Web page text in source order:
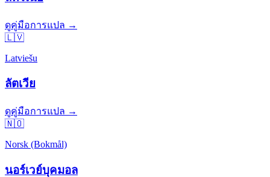
ดูคู่มือการแปล →
🇱🇻
Latviešu
ลัตเวีย
ดูคู่มือการแปล →
🇳🇴
Norsk (Bokmål)
นอร์เวย์บุคมอล